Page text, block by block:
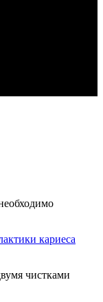
кариеса
чистками